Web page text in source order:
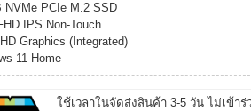
NVMe PCIe M.2 SSD
IPS Non-Touch
Graphics (Integrated)
11 Home
ใช้เวลาในจัดส่งสินค้า 3-5 วัน ไม่เข้า